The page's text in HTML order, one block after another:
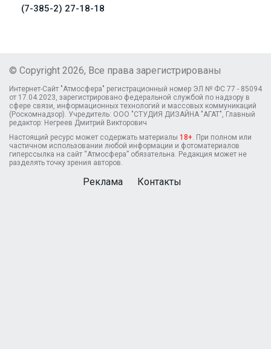
(7-385-2) 27-18-18
© Copyright 2026, Все права зарегистрированы
Интернет-Сайт "Атмосфера" регистрационный номер ЭЛ № ФС 77 - 85094
от 17.04.2023, зарегистрировано федеральной службой по надзору в
сфере связи, информационных технологий и массовых коммуникаций
(Роскомнадзор). Учредитель: ООО "СТУДИЯ ДИЗАЙНА "АГАТ", Главный
редактор: Негреев Дмитрий Викторович
Настоящий ресурс может содержать материалы 18+. При полном или
частичном использовании любой информации и фотоматериалов
гиперссылка на сайт “Атмосфера” обязательна. Редакция может не
разделять точку зрения авторов.
Реклама Контакты